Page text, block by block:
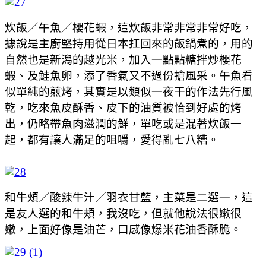
炊飯／午魚／櫻花蝦，這炊飯非常非常非常好吃，
據說是主廚堅持用從日本扛回來的飯鍋煮的，用的
自然也是新潟的越光米，加入一點點糖拌炒櫻花
蝦、及鮭魚卵，添了香氣又不過份搶風采。午魚看
似單純的煎烤，其實是以類似一夜干的作法先行風
乾，吃來魚皮酥香、皮下的油質被恰到好處的烤
出，仍略帶魚肉滋潤的鮮，單吃或是混著炊飯一
起，都有讓人滿足的咀嚼，愛得亂七八糟。
和牛頰／酸辣牛汁／羽衣甘藍，主菜是二選一，這
是友人選的和牛頰，我沒吃，但就他說法很嫩很
嫩，上面好像是油芒，口感像爆米花油香酥脆。